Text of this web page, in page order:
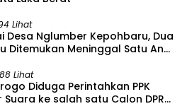
Lihat
Desa Nglumber Kepohbaru, Dua
Ditemukan Meninggal Satu Anak
Lihat
Diduga Perintahkan PPK
ke salah satu Calon DPRD